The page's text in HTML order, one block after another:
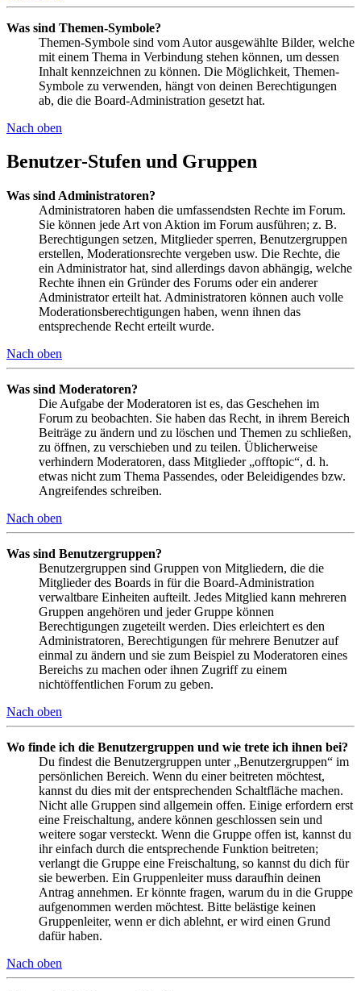
Was sind Themen-Symbole?
Themen-Symbole sind vom Autor ausgewählte Bilder, welche
mit einem Thema in Verbindung stehen können, um dessen
Inhalt kennzeichnen zu können. Die Möglichkeit, Themen-
Symbole zu verwenden, hängt von deinen Berechtigungen
ab, die die Board-Administration gesetzt hat.
Nach oben
Benutzer-Stufen und Gruppen
Was sind Administratoren?
Administratoren haben die umfassendsten Rechte im Forum.
Sie können jede Art von Aktion im Forum ausführen; z. B.
Berechtigungen setzen, Mitglieder sperren, Benutzergruppen
erstellen, Moderationsrechte vergeben usw. Die Rechte, die
ein Administrator hat, sind allerdings davon abhängig, welche
Rechte ihnen ein Gründer des Forums oder ein anderer
Administrator erteilt hat. Administratoren können auch volle
Moderationsberechtigungen haben, wenn ihnen das
entsprechende Recht erteilt wurde.
Nach oben
Was sind Moderatoren?
Die Aufgabe der Moderatoren ist es, das Geschehen im
Forum zu beobachten. Sie haben das Recht, in ihrem Bereich
Beiträge zu ändern und zu löschen und Themen zu schließen,
zu öffnen, zu verschieben und zu teilen. Üblicherweise
verhindern Moderatoren, dass Mitglieder „offtopic“, d. h.
etwas nicht zum Thema Passendes, oder Beleidigendes bzw.
Angreifendes schreiben.
Nach oben
Was sind Benutzergruppen?
Benutzergruppen sind Gruppen von Mitgliedern, die die
Mitglieder des Boards in für die Board-Administration
verwaltbare Einheiten aufteilt. Jedes Mitglied kann mehreren
Gruppen angehören und jeder Gruppe können
Berechtigungen zugeteilt werden. Dies erleichtert es den
Administratoren, Berechtigungen für mehrere Benutzer auf
einmal zu ändern und sie zum Beispiel zu Moderatoren eines
Bereichs zu machen oder ihnen Zugriff zu einem
nichtöffentlichen Forum zu geben.
Nach oben
Wo finde ich die Benutzergruppen und wie trete ich ihnen bei?
Du findest die Benutzergruppen unter „Benutzergruppen“ im
persönlichen Bereich. Wenn du einer beitreten möchtest,
kannst du dies mit der entsprechenden Schaltfläche machen.
Nicht alle Gruppen sind allgemein offen. Einige erfordern erst
eine Freischaltung, andere können geschlossen sein und
weitere sogar versteckt. Wenn die Gruppe offen ist, kannst du
ihr einfach durch die entsprechende Funktion beitreten;
verlangt die Gruppe eine Freischaltung, so kannst du dich für
sie bewerben. Ein Gruppenleiter muss daraufhin deinen
Antrag annehmen. Er könnte fragen, warum du in die Gruppe
aufgenommen werden möchtest. Bitte belästige keinen
Gruppenleiter, wenn er dich ablehnt, er wird einen Grund
dafür haben.
Nach oben